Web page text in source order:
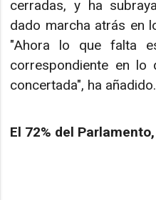
cerradas, y ha
dado marcha atrás en
"Ahora lo que falta
correspondiente en lo
concertada", ha añadido.
El 72% del